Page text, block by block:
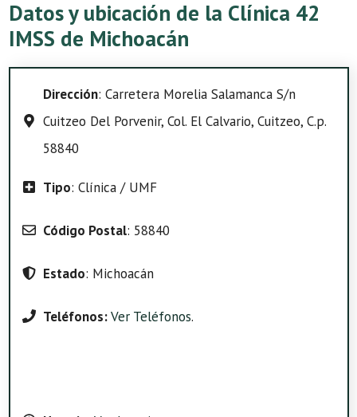
Datos y ubicación de la Clínica 42
IMSS de Michoacán
Dirección: Carretera Morelia Salamanca S/n
Cuitzeo Del Porvenir, Col. El Calvario, Cuitzeo, C.p.
58840
Tipo: Clínica / UMF
Código Postal: 58840
Estado: Michoacán
Teléfonos:Ver Teléfonos.